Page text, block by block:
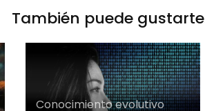
También puede
Conocimiento evolutivo